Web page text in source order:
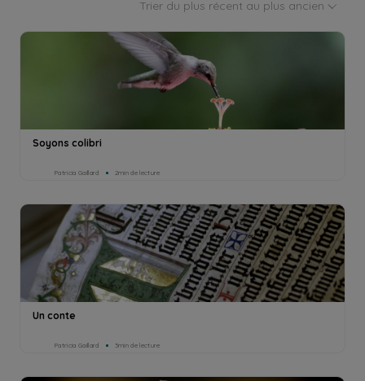
Trier du plus récent au plus ancien
Soyons colibri
Patricia Gaillard 2min de lecture
Un conte
Patricia Gaillard 3min de lecture